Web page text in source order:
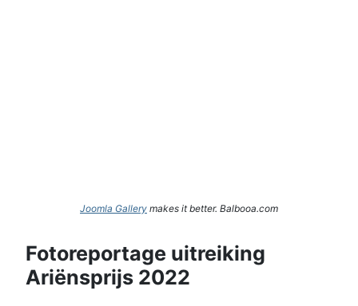
Joomla Gallery makes it better. Balbooa.com
Fotoreportage uitreiking
Ariënsprijs 2022